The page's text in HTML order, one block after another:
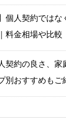
個人契約では
料金相場や比較
契約の良さ、家
別おすすめもご